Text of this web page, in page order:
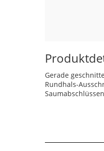
Gerade
Rundhals-